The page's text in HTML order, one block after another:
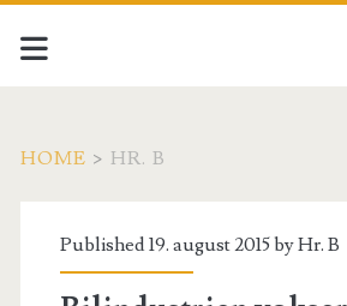
HOME > HR. B
Forfatter:
<span>Hr.
Published 19. august 2015 byHr. B